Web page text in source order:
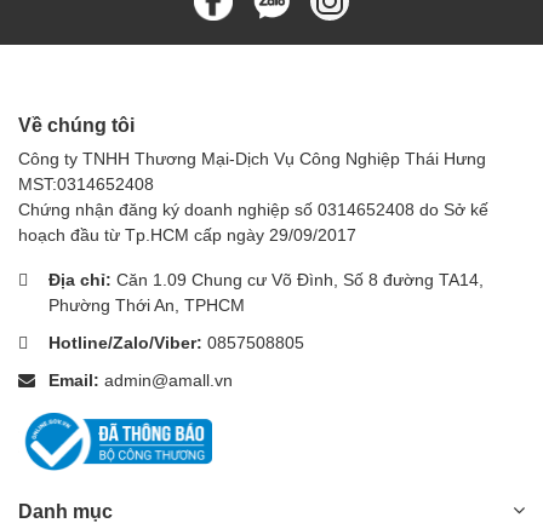
Về chúng tôi
Công ty TNHH Thương Mại-Dịch Vụ Công Nghiệp Thái Hưng
MST:0314652408
Chứng nhận đăng ký doanh nghiệp số 0314652408 do Sở kế
hoạch đầu từ Tp.HCM cấp ngày 29/09/2017
Địa chỉ: Căn 1.09 Chung cư Võ Đình, Số 8 đường TA14,
Phường Thới An, TPHCM
Hotline/Zalo/Viber: 0857508805
Email: admin@amall.vn
Danh mục